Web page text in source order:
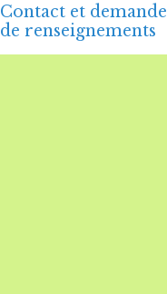
Contact et demande
de renseignements